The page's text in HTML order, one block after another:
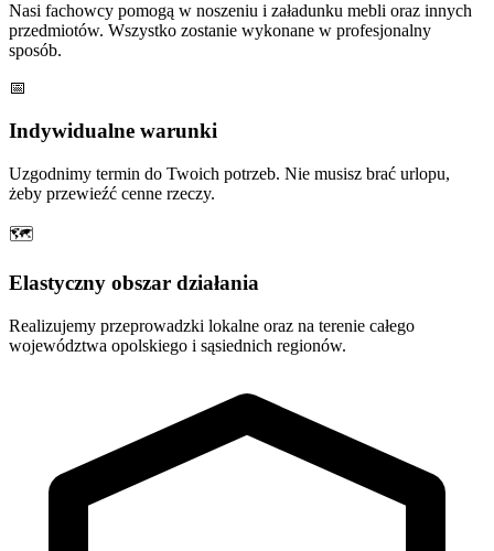
Nasi fachowcy pomogą w noszeniu i załadunku mebli oraz innych
przedmiotów. Wszystko zostanie wykonane w profesjonalny
sposób.
📅
Indywidualne warunki
Uzgodnimy termin do Twoich potrzeb. Nie musisz brać urlopu,
żeby przewieźć cenne rzeczy.
🗺
Elastyczny obszar działania
Realizujemy przeprowadzki lokalne oraz na terenie całego
województwa opolskiego i sąsiednich regionów.